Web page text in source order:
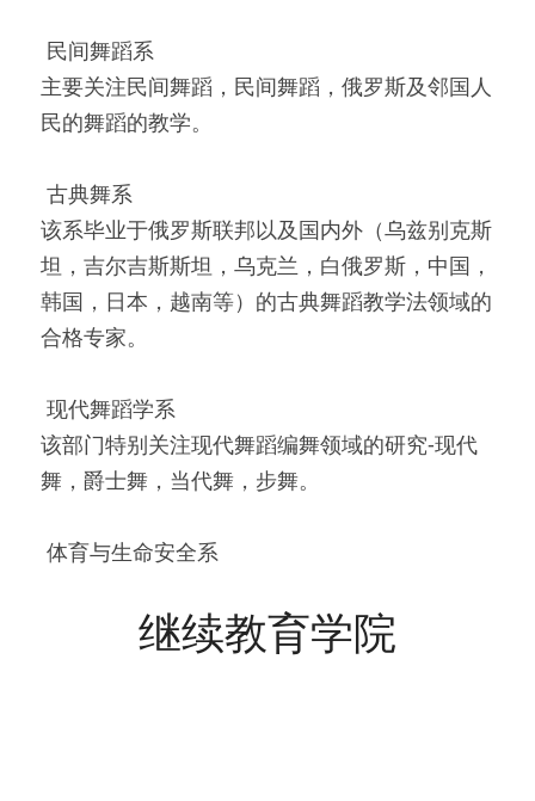
民间舞蹈系
主要关注民间舞蹈，民间舞蹈，俄罗斯及邻国人
民的舞蹈的教学。
古典舞系
该系毕业于俄罗斯联邦以及国内外（乌兹别克斯
坦，吉尔吉斯斯坦，乌克兰，白俄罗斯，中国，
韩国，日本，越南等）的古典舞蹈教学法领域的
合格专家。
现代舞蹈学系
该部门特别关注现代舞蹈编舞领域的研究-现代
舞，爵士舞，当代舞，步舞。
体育与生命安全系
继续教育学院